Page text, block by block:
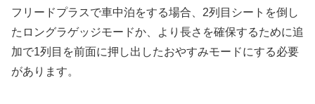
フリードプラスで車中泊をする場合、2列目シートを倒し
たロングラゲッジモードか、より長さを確保するために追
加で1列目を前面に押し出したおやすみモードにする必要
があります。